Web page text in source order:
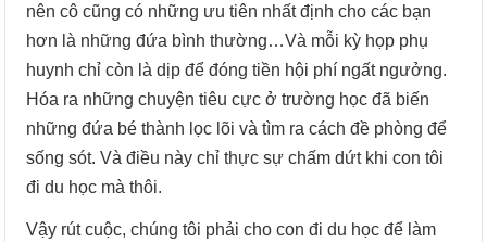
nên cô cũng có những ưu tiên nhất định cho các bạn
hơn là những đứa bình thường…Và mỗi kỳ họp phụ
huynh chỉ còn là dịp để đóng tiền hội phí ngất ngưởng.
Hóa ra những chuyện tiêu cực ở trường học đã biến
những đứa bé thành lọc lõi và tìm ra cách đề phòng để
sống sót. Và điều này chỉ thực sự chấm dứt khi con tôi
đi du học mà thôi.
Vậy rút cuộc, chúng tôi phải cho con đi du học để làm